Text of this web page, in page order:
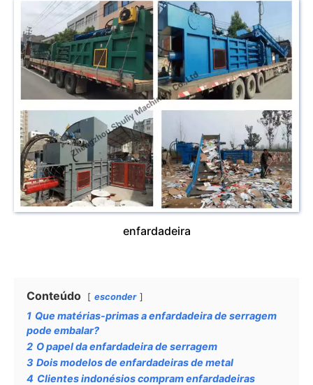
enfardadeira
Conteúdo esconder
1 Que matérias-primas a enfardadeira de serragem
pode embalar?
2 O papel da enfardadeira de serragem
3 Dois modelos de enfardadeiras de metal
4 Clientes indonésios compram enfardadeiras